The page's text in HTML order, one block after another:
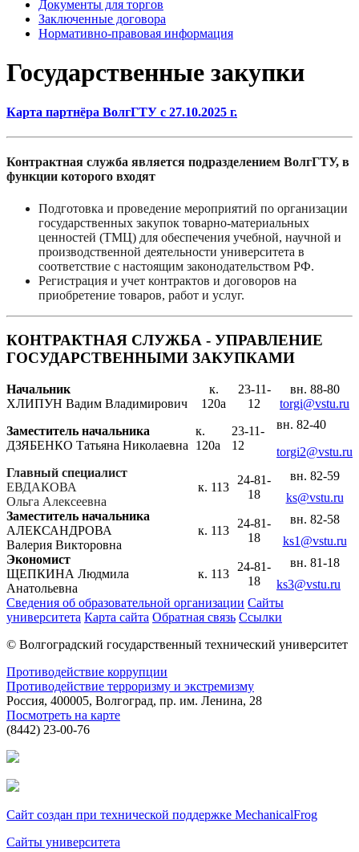
Документы для торгов
Заключенные договора
Нормативно-правовая информация
Государственные закупки
Карта партнёра ВолгГТУ с 27.10.2025 г.
Контрактная служба является подразделением ВолгГТУ, в
функции которого входят
Подготовка и проведение мероприятий по организации
государственных закупок товарно-материальных
ценностей (ТМЦ) для обеспечения учебной, научной и
производственной деятельности университета в
соответствие с настоящим законодательством РФ.
Регистрация и учет контрактов и договоров на
приобретение товаров, работ и услуг.
КОНТРАКТНАЯ СЛУЖБА - УПРАВЛЕНИЕ
ГОСУДАРСТВЕННЫМИ ЗАКУПКАМИ
Начальник
ХЛИПУН Вадим Владимирович
к.
120а
23-11-
12
вн. 88-80
torgi@vstu.ru
Заместитель начальника
ДЗЯБЕНКО Татьяна Николаевна
к.
120а
23-11-
12
вн. 82-40
torgi2@vstu.ru
Главный специалист
ЕВДАКОВА
Ольга Алексеевна
к. 113
24-81-
18
вн. 82-59
ks@vstu.ru
Заместитель начальника
АЛЕКСАНДРОВА
Валерия Викторовна
к. 113
24-81-
18
вн. 82-58
ks1@vstu.ru
Экономист
ЩЕПКИНА Людмила
Анатольевна
к. 113
24-81-
18
вн. 81-18
ks3@vstu.ru
Сведения об образовательной организации Сайты
университета Карта сайта Обратная связь Ссылки
© Волгоградский государственный технический университет
Противодействие коррупции
Противодействие терроризму и экстремизму
Россия, 400005, Волгоград, пр. им. Ленина, 28
Посмотреть на карте
(8442) 23-00-76
Сайт создан при технической поддержке MechanicalFrog
Сайты университета